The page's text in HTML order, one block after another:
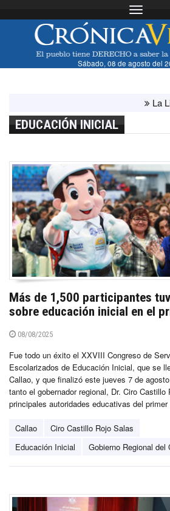
Toggle
Sábado, 08 de agosto del
La
EDUCACIÓN INICIAL
Más de 1,500 participantes
sobre educación inicial en el
08/08/2025
Fue todo un éxito el XXVIII Congreso de
Escolarizados de Educación Inicial, que se
Callao, y que finalizó este jueves 7 de
tanto el gobernador regional, Dr. Ciro
principales autoridades educativas del
Callao
Ciro Castillo Rojo Salas
Educación Inicial
Gobierno Regional del